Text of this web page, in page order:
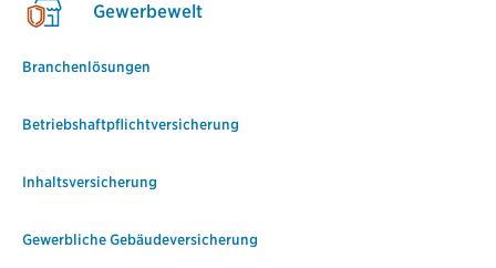
Gewerbewelt
Branchenlösungen
Betriebshaftpflichtversicherung
Inhaltsversicherung
Gewerbliche Gebäudeversicherung